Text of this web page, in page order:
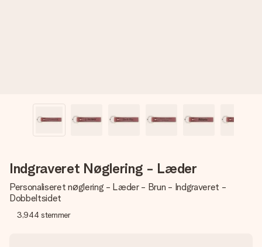
Indgraveret Nøglering - Læder
Personaliseret nøglering - Læder - Brun - Indgraveret -
Dobbeltsidet
3,944 stemmer